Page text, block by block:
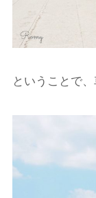
ということで